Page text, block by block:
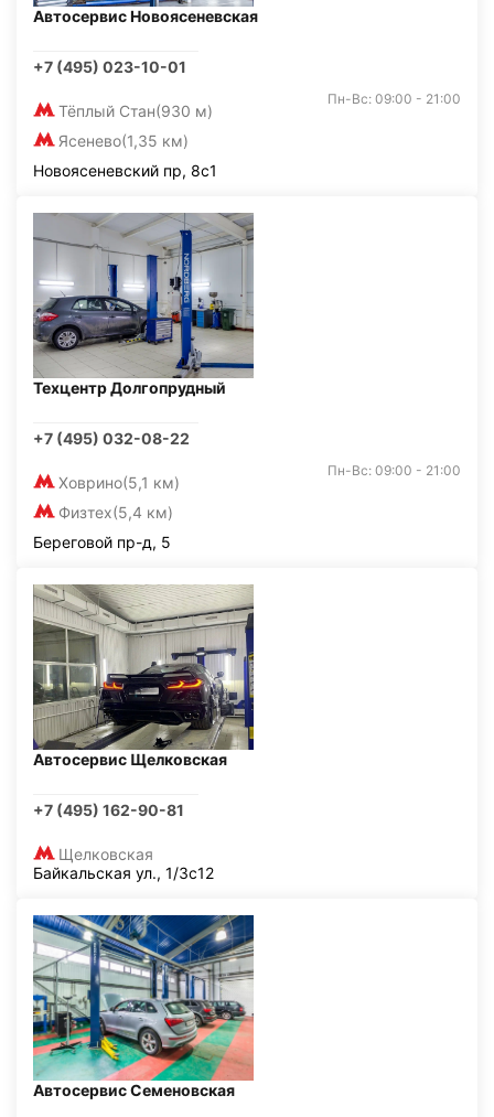
Автосервис Новоясеневская
+7 (495) 023-10-01
Тёплый Стан(930 м)
Ясенево(1,35 км)
Пн-Вс: 09:00 - 21:00
Новоясеневский пр, 8с1
Техцентр Долгопрудный
+7 (495) 032-08-22
Ховрино(5,1 км)
Физтех(5,4 км)
Пн-Вс: 09:00 - 21:00
Береговой пр-д, 5
Автосервис Щелковская
+7 (495) 162-90-81
Щелковская
Байкальская ул., 1/3с12
Автосервис Семеновская